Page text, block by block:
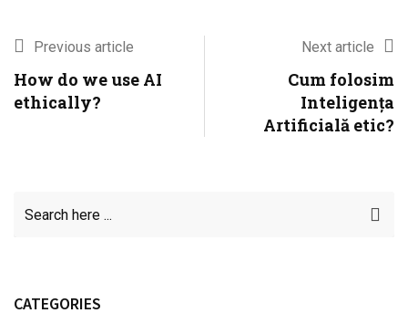
Previous article
How do we use AI
ethically?
Next article
Cum folosim
Inteligența
Artificială etic?
CATEGORIES